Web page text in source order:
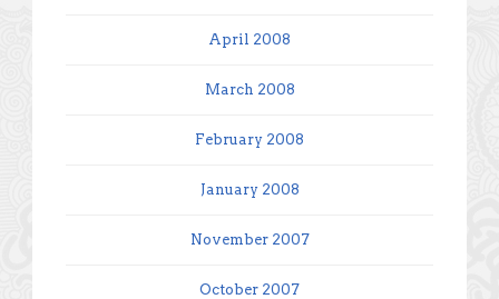
April 2008
March 2008
February 2008
January 2008
November 2007
October 2007